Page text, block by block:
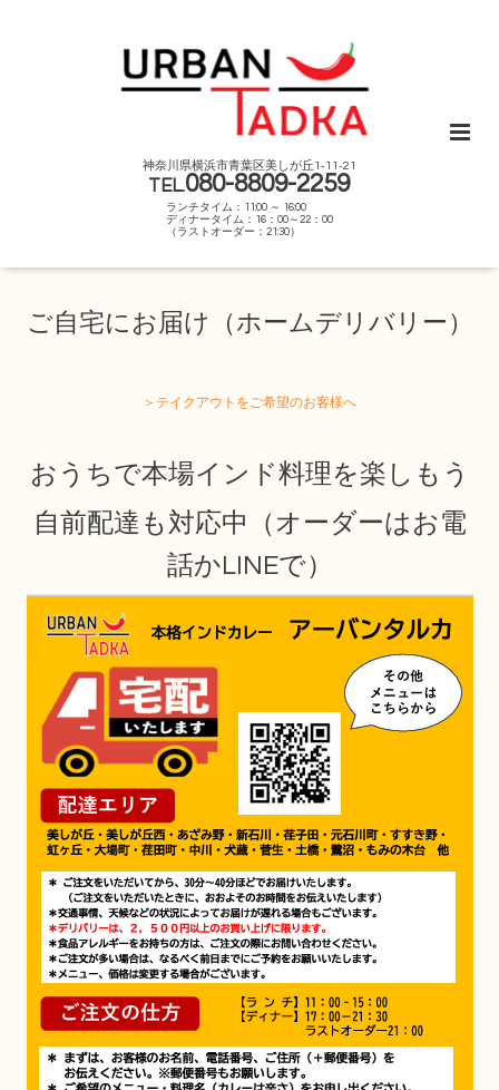
神奈川県横浜市青葉区美しが丘1-11-21
TEL.080-8809-2259
ランチタイム：11:00 ～ 16:00
ディナータイム：16：00～22：00
（ラストオーダー：21:30）
ご自宅にお届け（ホームデリバリー）
＞テイクアウトをご希望のお客様へ
おうちで本場インド料理を楽しもう
自前配達も対応中（オーダーはお電
話かLINEで）